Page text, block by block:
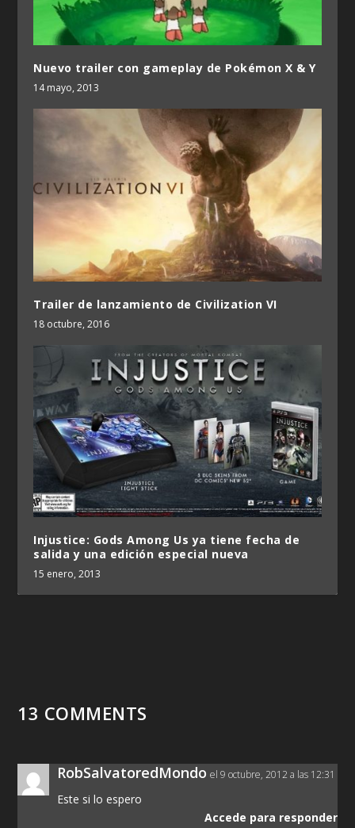
Nuevo trailer con gameplay de Pokémon X & Y
14 mayo, 2013
Trailer de lanzamiento de Civilization VI
18 octubre, 2016
Injustice: Gods Among Us ya tiene fecha de
salida y una edición especial nueva
15 enero, 2013
13 COMMENTS
RobSalvatoredMondo el 9 octubre, 2012 a las 12:31
Este si lo espero
Accede para responder